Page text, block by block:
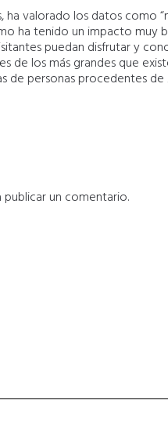
ha valorado los datos como
ha tenido un impacto muy
puedan disfrutar y
de los más grandes que
de personas procedentes
publicar un comentario.